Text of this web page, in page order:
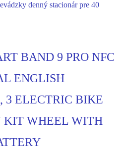
denný stacionár pre 40
BAND 9 PRO NFC
ENGLISH
3 ELECTRIC BIKE
KIT WHEEL WITH